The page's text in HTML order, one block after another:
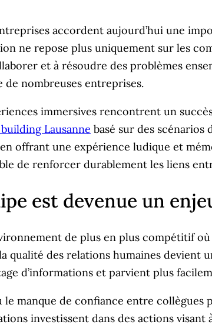
accordent aujourd’hui une
ne repose plus uniquement sur les
et à résoudre des problèmes
nombreuses entreprises.
immersives rencontrent un
Lausanne basé sur des scénarios
offrant une expérience ludique et
de renforcer durablement les liens
est devenue un
de plus en plus compétitif
des relations humaines devient
d’informations et parvient plus
le manque de confiance entre
investissent dans des actions